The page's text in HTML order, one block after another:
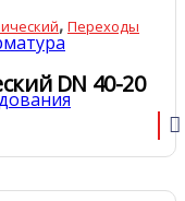
, Переходы
DN 40-20